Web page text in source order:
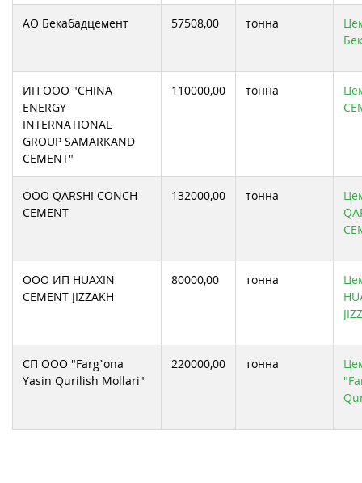
АО Бекабадцемент 57508,00 тонна
ИП ООО "CHINA
ENERGY
INTERNATIONAL
GROUP SAMARKAND
CEMENT"
110000,00 тонна
ООО QARSHI CONCH
CEMENT
132000,00 тонна
ООО ИП HUAXIN
CEMENT JIZZAKH
80000,00 тонна
СП ООО "Farg’ona
Yasin Qurilish Mollari"
220000,00 тонна